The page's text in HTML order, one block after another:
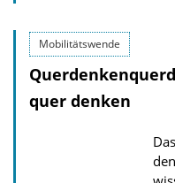
a
s
z
Mobilitätswende
quer denken